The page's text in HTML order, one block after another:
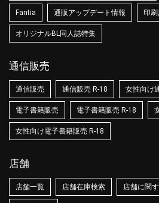
Fantia 通販アップデート情報 印
オリジナルBL同人誌特集
通信販売
通信販売 通信販売 R-18 女性向け
電子書籍販売 電子書籍販売 R-18
女性向け電子書籍販売 R-18
店舗
店舗一覧 店舗在庫検索 店舗に関